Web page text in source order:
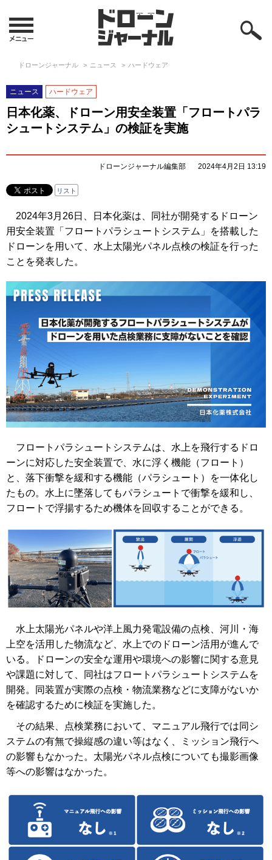
ドローンジャーナル ニュース ハードウェア
ニュース ハードウェア
日本化薬、ドローン用安全装置「フロートパラ
シュートシステム」の検証を実施
ドローンジャーナル編集部 2024年4月2日 13:19
リスト
2024年3月26日、日本化薬は、同社が開発するドローン
用安全装置「フロートパラシュートシステム」を搭載した
ドローンを用いて、水上太陽光パネル点検の検証を行った
ことを発表した。
フロートパラシュートシステムは、水上を飛行するドロ
ーンに対応した安全装置で、水に浮く機能（フロート）
と、落下衝撃を緩和する機能（パラシュート）を一体化し
たもの。水上に墜落してもパラシュートで衝撃を緩和し、
フロートで浮揚するため機体を回収することができる。
水上太陽光パネルや洋上風力発電設備の点検、河川・海
上空を活用した物流など、水上でのドローン活用が進んで
いる。ドローンの安全な運用や環境への影響に関する意見
や課題に対して、同社はフロートパラシュートシステムを
開発。同装置が実際の点検・物流業務などに支障がないか
を確認するために検証を実施した。
その結果、点検業務において、マニュアル飛行では同シ
ステムの有無で操縦感の違い等はなく、ミッション飛行へ
の影響もなかった。太陽光パネル点検についても撮影画像
等への影響はなかった。